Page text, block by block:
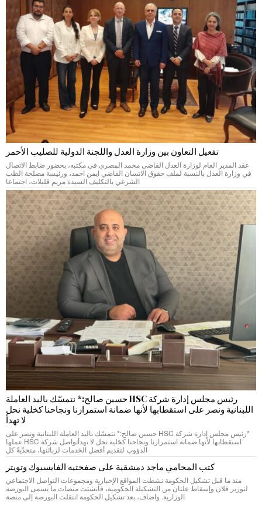
تفعيل التعاون بين وزارة العدل واللجنة الدولية للصليب الأحمر
عقد المدير العام لوزارة العدل القاضي محمد المصري في مكتبه، بحضور ضابط الاتصال
في وزارة العدل بالنسبة لملف حقوق الانسان القاضي ايمن احمد، ورئيسة مصلحة الطب
الشرعي بالتكليف السيدة مريم قليلات، اجتماعا
رئيس مجلس إدارة شركة HSC حسين صالح:* نتمسّك باليد العاملة
اللبنانية ونصر على استقطابها لأنها ضمانة استمرارنا ونجاحنا كخلية نحل
لا تهدأ
*رئيس مجلس إدارة شركة HSC حسين صالح:* نتمسّك باليد العاملة اللبنانية ونصر على
استقطابها لأنها ضمانة استمرارنا ونجاحنا كخلية نحل لا تهدأتواصل شركة HSC عملها
الدؤوب لتقديم أفضل الخدمات لزبائنها، متحدّيةً كل
كتب المحامي ماجد دمشقية على صفحتيه الفايسبوك وتويتر
منذ ما قبل تشكيل الحكومة نشطت المواقع الإخبارية ومجموعات التواصل الاجتماعي
لتوزير فلان وإسقاط علتان من التشكيلة الحكومية، فأنشئت منصات ما يسمى البورصة
الوزارية. واضاف، بعد تشكيل الحكومة انتقلت البورصة إلى منصة